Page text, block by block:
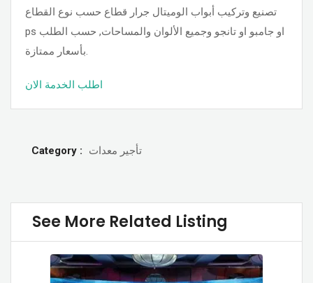
تصنيع وتركيب أبواب الوميتال جرار قطاع حسب نوع القطاع
ps او جامبو او تانجو وجميع الألوان والمساحات, حسب الطلب
بأسعار ممتازة.
اطلب الخدمة الان
Category : تأجير معدات
See More Related Listing